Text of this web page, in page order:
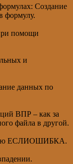
Создание
формулу.
помощи
и
данных по
ВПР – как за
файла в другой.
ЕСЛИОШИБКА.